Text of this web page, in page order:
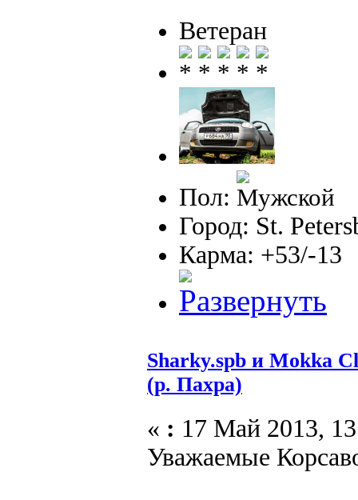
Ветеран
Пол:
Город: St.
Карма: +53/-13
Sharky.spb и Mokka
(р. Пахра)
« : 17 Май 2013,
Уважаемые